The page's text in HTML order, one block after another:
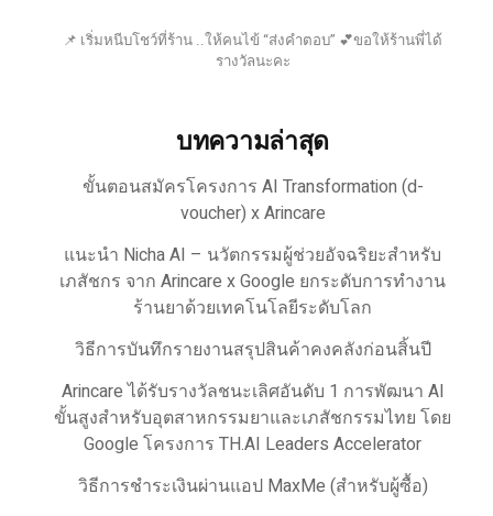
📌 เริ่มหนีบโชว์ที่ร้าน ..ให้คนไข้ “ส่งคำตอบ” 💕ขอให้ร้านพี่ได้
รางวัลนะคะ
บทความล่าสุด
ขั้นตอนสมัครโครงการ AI Transformation (d-
voucher) x Arincare
แนะนำ Nicha AI – นวัตกรรมผู้ช่วยอัจฉริยะสำหรับ
เภสัชกร จาก Arincare x Google ยกระดับการทำงาน
ร้านยาด้วยเทคโนโลยีระดับโลก
วิธีการบันทึกรายงานสรุปสินค้าคงคลังก่อนสิ้นปี
Arincare ได้รับรางวัลชนะเลิศอันดับ 1 การพัฒนา AI
ขั้นสูงสำหรับอุตสาหกรรมยาและเภสัชกรรมไทย โดย
Google โครงการ TH.AI Leaders Accelerator
วิธีการชำระเงินผ่านแอป MaxMe (สำหรับผู้ซื้อ)